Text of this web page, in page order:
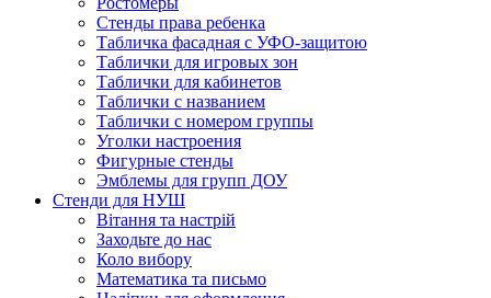
Стенды права ребенка
Табличка фасадная с УФО-защитою
Таблички для игровых зон
Таблички для кабинетов
Таблички с названием
Таблички с номером группы
Уголки настроения
Фигурные стенды
Эмблемы для групп ДОУ
Стенди для НУШ
Вітання та настрій
Заходьте до нас
Коло вибору
Математика та письмо